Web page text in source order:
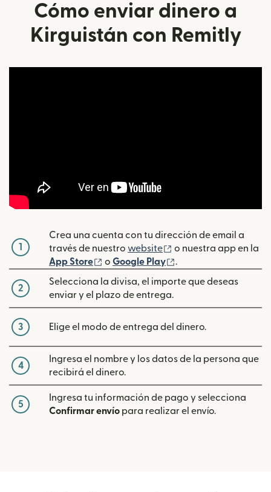
Cómo enviar dinero a
Kirguistán con Remitly
1
Crea una cuenta con tu dirección de email a
través de nuestro website (se abre en una
o nuestra app en la
App Store
(se abre en una ventana nueva)
o Google Play .
2
Selecciona la divisa, el importe que deseas
enviar y el plazo de entrega.
3 Elige el modo de entrega del dinero.
4
Ingresa el nombre y los datos de la persona que
recibirá el dinero.
5
Ingresa tu información de pago y selecciona
Confirmar envío para realizar el envío.